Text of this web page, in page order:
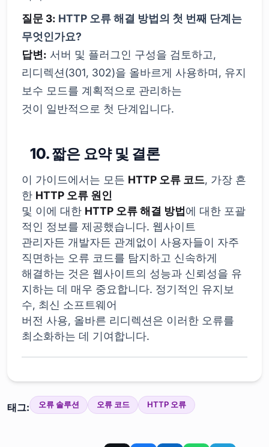
질문 3: HTTP 오류 해결 방법의 첫 번째 단계는
무엇인가요?
답변: 서버 및 플러그인 구성을 검토하고,
리디렉션(301, 302)을 올바르게 사용하며, 유지
보수 모드를 계획적으로 관리하는
것이 일반적으로 첫 단계입니다.
10. 짧은 요약 및 결론
이 가이드에서는 모든 HTTP 오류 코드, 가장 흔
한 HTTP 오류 원인
및 이에 대한 HTTP 오류 해결 방법에 대한 포괄
적인 정보를 제공했습니다. 웹사이트
관리자든 개발자든 관계없이 사용자들이 자주
직면하는 오류 코드를 탐지하고 신속하게
해결하는 것은 웹사이트의 성능과 신뢰성을 유
지하는 데 매우 중요합니다. 정기적인 유지보
수, 최신 소프트웨어
버전 사용, 올바른 리디렉션은 이러한 오류를
최소화하는 데 기여합니다.
태그: 오류 솔루션 오류 코드 HTTP 오류